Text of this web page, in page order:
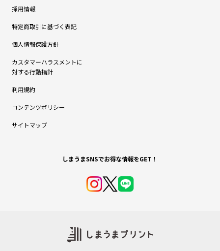
採用情報
特定商取引に基づく表記
個人情報保護方針
カスタマーハラスメントに
対する行動指針
利用規約
コンテンツポリシー
サイトマップ